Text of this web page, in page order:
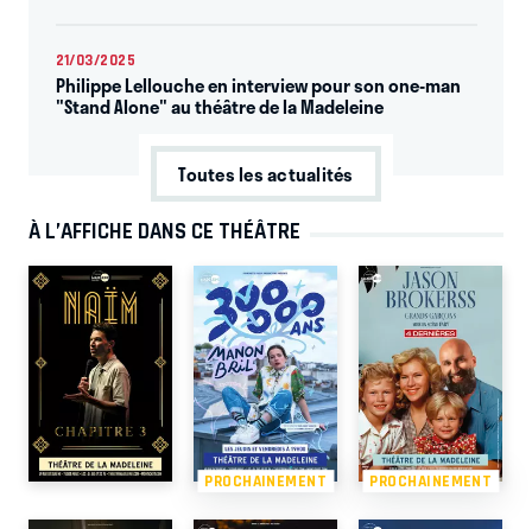
21/03/2025
Philippe Lellouche en interview pour son one-man
"Stand Alone" au théâtre de la Madeleine
Toutes les actualités
À L’AFFICHE DANS CE THÉÂTRE
PROCHAINEMENT PROCHAINEMENT